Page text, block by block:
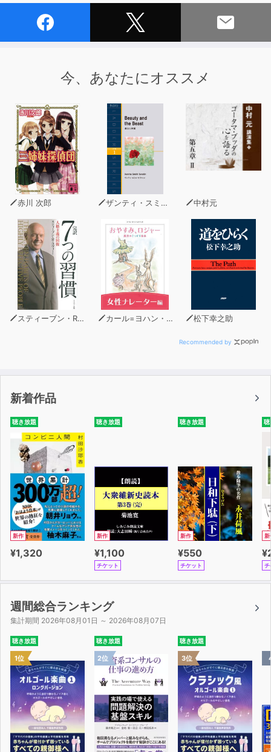
今、あなたにオススメ
赤川 次郎 ザンティ・スミス・セラフィン 中村元
スティーブン・R・コヴィー カール=ヨハン・エリーン 松下幸之助
Recommended by
新着作品
聴き放題
新作
¥1,320
聴き放題
新作
¥1,100
チケット
聴き放題
新作
¥550
チケット
聴
新
チ
週間総合ランキング
集計期間 2026年08月01日 ～ 2026年08月07日
聴き放題
1位
聴き放題
2位
聴き放題
3位